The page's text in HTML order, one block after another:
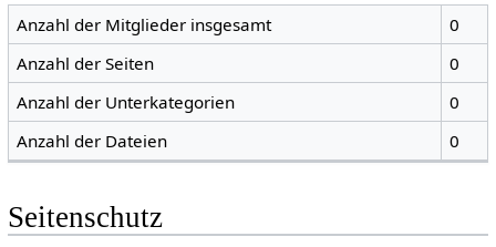
Anzahl der Mitglieder insgesamt
0
Anzahl der Seiten
0
Anzahl der Unterkategorien
0
Anzahl der Dateien
0
Seitenschutz